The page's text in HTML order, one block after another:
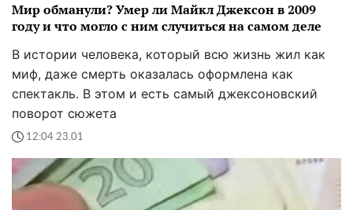
Мир обманули? Умер ли Майкл Джексон в 2009
году и что могло с ним случиться на самом деле
В истории человека, который всю жизнь жил как
миф, даже смерть оказалась оформлена как
спектакль. В этом и есть самый джексоновский
поворот сюжета
12:04 23.01